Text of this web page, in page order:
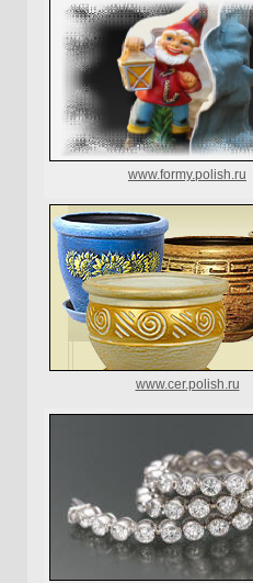
www.formy.polish.ru
www.cer.polish.ru